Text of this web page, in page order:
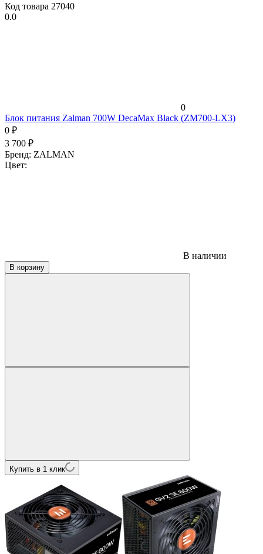
Код товара 27040
0.0
0
Блок питания Zalman 700W DecaMax Black (ZM700-LX3)
0 ₽
3 700 ₽
Бренд: ZALMAN
Цвет:
В наличии
В корзину
Купить в 1 клик